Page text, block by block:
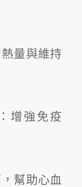
熱量與維持
：增強免疫
幫助心血